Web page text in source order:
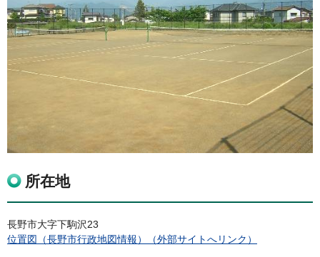
所在地
長野市大字下駒沢23
位置図（長野市行政地図情報）（外部サイトへリンク）